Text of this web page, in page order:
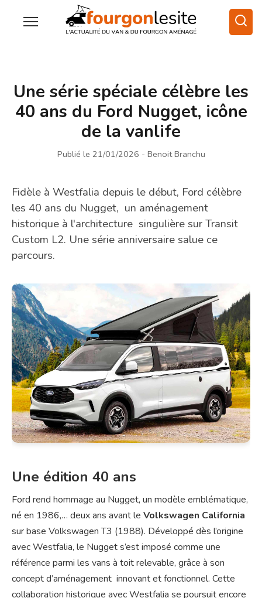
Une série spéciale célèbre les
40 ans du Ford Nugget, icône
de la vanlife
Publié le 21/01/2026 - Benoit Branchu
Fidèle à Westfalia depuis le début, Ford célèbre
les 40 ans du Nugget, un aménagement
historique à l'architecture singulière sur Transit
Custom L2. Une série anniversaire salue ce
parcours.
Une édition 40 ans
Ford rend hommage au Nugget, un modèle emblématique,
né en 1986,… deux ans avant le Volkswagen California
sur base Volkswagen T3 (1988). Développé dès l’origine
avec Westfalia, le Nugget s’est imposé comme une
référence parmi les vans à toit relevable, grâce à son
concept d’aménagement innovant et fonctionnel. Cette
collaboration historique avec Westfalia se poursuit encore